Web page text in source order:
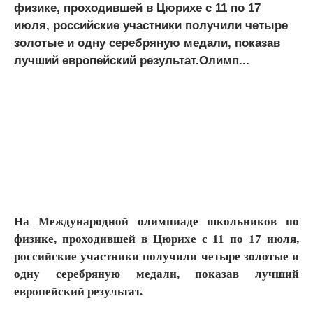
физике, проходившей в Цюрихе с 11 по 17
июля, российские участники получили четыре
золотые и одну серебряную медали, показав
лучший европейский результат.Олимп...
На Международной олимпиаде школьников по
физике, проходившей в Цюрихе с 11 по 17 июля,
российские участники получили четыре золотые и
одну серебряную медали, показав лучший
европейский результат.